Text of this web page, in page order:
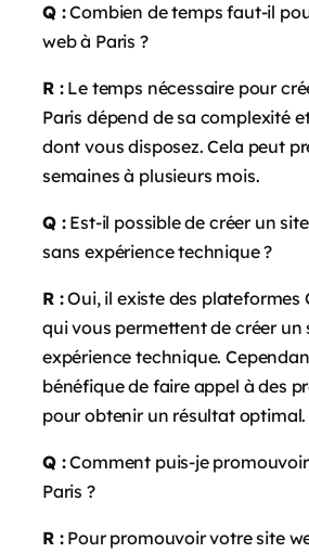
Q :Combien de temps faut-il
web à Paris ?
R :Le temps nécessaire pour
Paris dépend de sa complexité
dont vous disposez. Cela peut
semaines à plusieurs mois.
Q :Est-il possible de créer un
sans expérience technique ?
R :Oui, il existe des plateformes
qui vous permettent de créer un
expérience technique.
bénéfique de faire appel à des
pour obtenir un résultat optimal.
Q :Comment puis-je
Paris ?
R :Pour promouvoir votre site